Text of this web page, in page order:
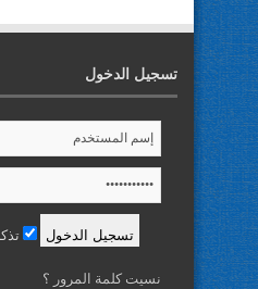
تسجيل الدخول
نسيت كلمة المرور ؟